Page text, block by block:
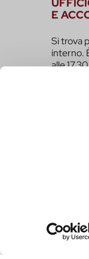
E
Si trova
interno.
alle
SEI
FARE